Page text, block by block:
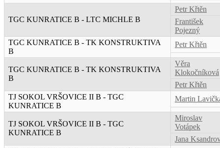
TGC KUNRATICE B - LTC MICHLE B
Petr Křtěn
František
Pojezný
TGC KUNRATICE B - TK KONSTRUKTIVA
B
Petr Křtěn
TGC KUNRATICE B - TK KONSTRUKTIVA
B
Věra
Klokočníková
Petr Křtěn
TJ SOKOL VRŠOVICE II B - TGC
KUNRATICE B
Martin
TJ SOKOL VRŠOVICE II B - TGC
KUNRATICE B
Miroslav
Votápek
Jana